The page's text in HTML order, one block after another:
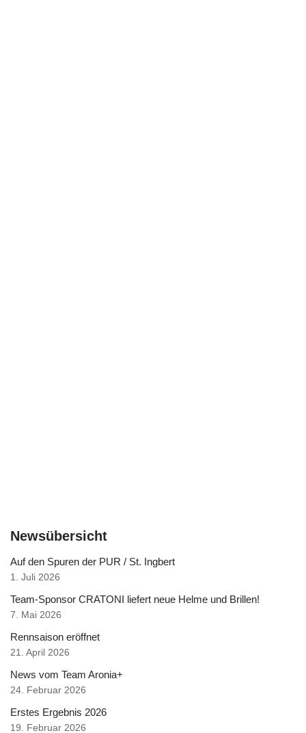
Newsübersicht
Auf den Spuren der PUR / St. Ingbert
1. Juli 2026
Team-Sponsor CRATONI liefert neue Helme und Brillen!
7. Mai 2026
Rennsaison eröffnet
21. April 2026
News vom Team Aronia+
24. Februar 2026
Erstes Ergebnis 2026
19. Februar 2026